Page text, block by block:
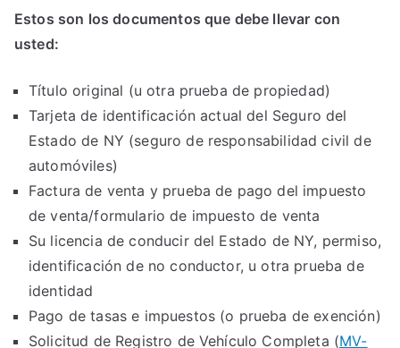
Estos son los documentos que debe llevar con
usted:
Título original (u otra prueba de propiedad)
Tarjeta de identificación actual del Seguro del
Estado de NY (seguro de responsabilidad civil de
automóviles)
Factura de venta y prueba de pago del impuesto
de venta/formulario de impuesto de venta
Su licencia de conducir del Estado de NY, permiso,
identificación de no conductor, u otra prueba de
identidad
Pago de tasas e impuestos (o prueba de exención)
Solicitud de Registro de Vehículo Completa (MV-